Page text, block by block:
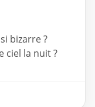
bizarre ?
ciel la nuit ?